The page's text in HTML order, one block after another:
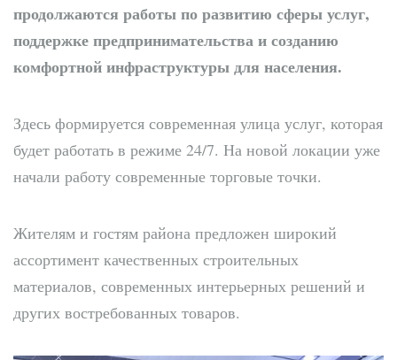
продолжаются работы по развитию сферы услуг,
поддержке предпринимательства и созданию
комфортной инфраструктуры для населения.
Здесь формируется современная улица услуг, которая
будет работать в режиме 24/7. На новой локации уже
начали работу современные торговые точки.
Жителям и гостям района предложен широкий
ассортимент качественных строительных
материалов, современных интерьерных решений и
других востребованных товаров.